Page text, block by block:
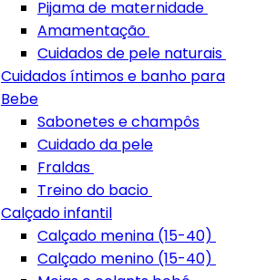
Pijama de maternidade
Amamentação
Cuidados de pele naturais
Cuidados íntimos e banho para
Bebe
Sabonetes e champôs
Cuidado da pele
Fraldas
Treino do bacio
Calçado infantil
Calçado menina (15-40)
Calçado menino (15-40)